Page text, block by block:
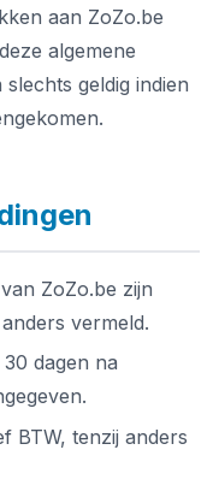
aan ZoZo.be
algemene
geldig indien
ZoZo.be zijn
vermeld.
dagen na
BTW, tenzij anders